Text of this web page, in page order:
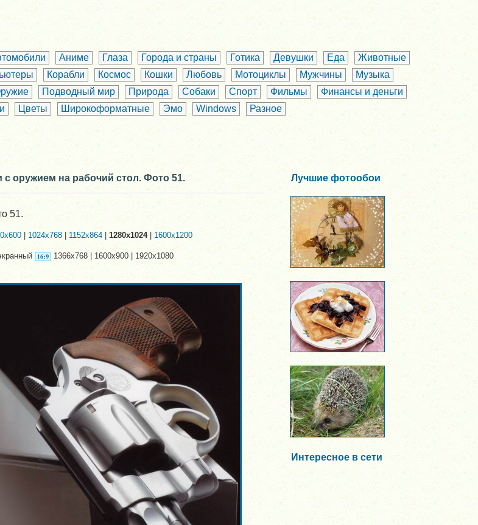
Аниме Глаза Города и страны Готика Девушки Еда
Животные
Корабли Космос Кошки Любовь Мотоциклы Мужчины
Музыка
Подводный мир Природа Собаки Спорт Фильмы
Финансы и деньги
Цветы Широкоформатные Эмо Windows Разное
с оружием на рабочий стол. Фото 51.
51.
|1024x768| 1152x864|1280x1024| 1600x1200
1366x768 | 1600x900 | 1920x1080
Лучшие фотообои
Интересное в сети